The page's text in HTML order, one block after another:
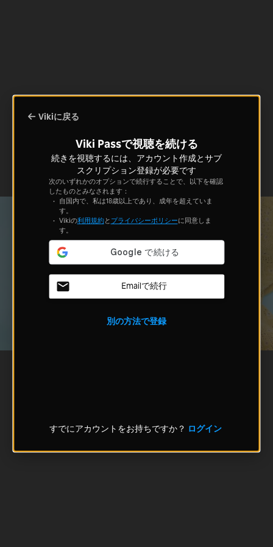
Vikiに戻る
Viki Passで視聴を続ける
続きを視聴するには、アカウント作成とサブ
スクリプション登録が必要です
次のいずれかのオプションで続行することで、以下を確認
したものとみなされます：
自国内で、私は18歳以上であり、成年を超えていま
す。
Vikiの利用規約と プライバシーポリシーに同意しま
す。
Emailで続行
別の方法で登録
すでにアカウントをお持ちですか？ ログイン